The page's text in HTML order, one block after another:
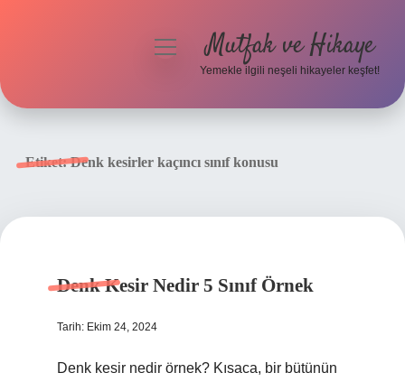
menüyüMutfak ve Hikaye
Yemekle ilgili neşeli hikayeler keşfet!
Etiket:Denk kesirler kaçıncı sınıf konusu
Denk Kesir Nedir 5 Sınıf Örnek
Tarih: Ekim 24, 2024
Denk kesir nedir örnek? Kısaca, bir bütünün